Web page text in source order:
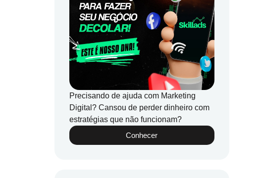
Precisando de ajuda com Marketing
Digital? Cansou de perder dinheiro com
estratégias que não funcionam?
Conhecer